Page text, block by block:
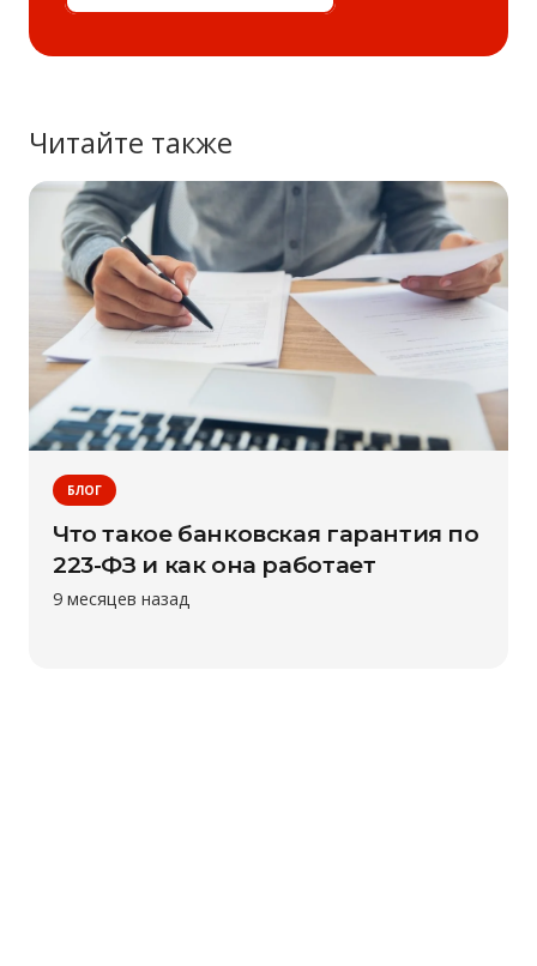
Читайте также
БЛОГ
Что такое банковская гарантия по
223-ФЗ и как она работает
9 месяцев назад